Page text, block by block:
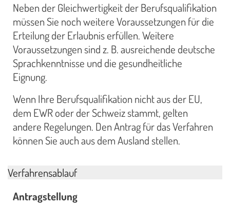
Neben der Gleichwertigkeit der Berufsqualifikation
müssen Sie noch weitere Voraussetzungen für die
Erteilung der Erlaubnis erfüllen. Weitere
Voraussetzungen sind z. B. ausreichende deutsche
Sprachkenntnisse und die gesundheitliche
Eignung.
Wenn Ihre Berufsqualifikation nicht aus der EU,
dem EWR oder der Schweiz stammt, gelten
andere Regelungen. Den Antrag für das Verfahren
können Sie auch aus dem Ausland stellen.
Verfahrensablauf
Antragstellung